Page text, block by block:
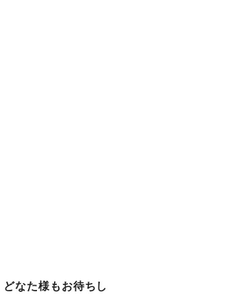
なた様もお待ちし